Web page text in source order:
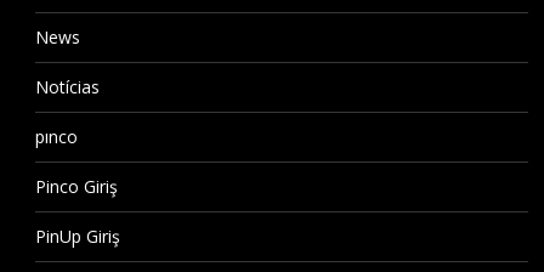
News
Notícias
pınco
Pinco Giriş
PinUp Giriş